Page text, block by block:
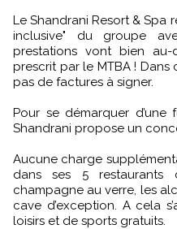
Le Shandrani Resort & Spa
inclusive" du groupe
prestations vont bien
prescrit par le MTBA ! Dans
pas de factures à signer.
Pour se démarquer
Shandrani propose un
Aucune charge
dans ses 5 restaurants
champagne au verre, les
cave d’exception. A cela
loisirs et de sports gratuits.